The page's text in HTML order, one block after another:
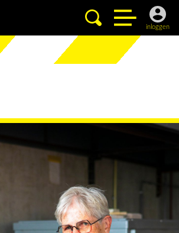
inloggen